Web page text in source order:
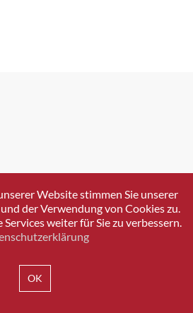
Website stimmen Sie unserer
der Verwendung von Cookies zu.
weiter für Sie zu verbessern.
OK